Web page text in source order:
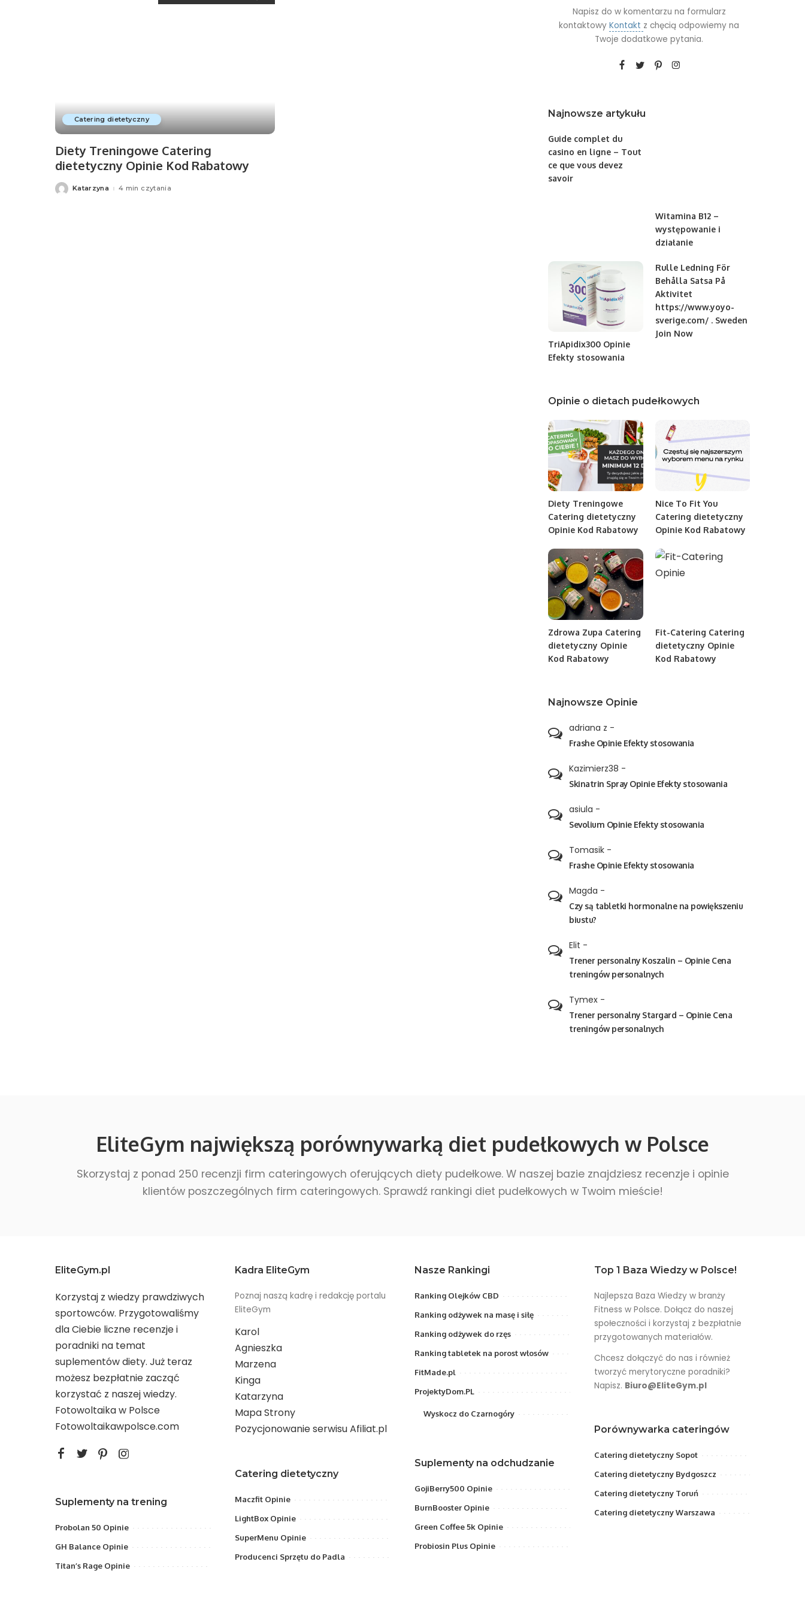
Catering dietetyczny
Diety Treningowe Catering
dietetyczny Opinie Kod Rabatowy
PostedKatarzyna 4 min czytania
Napisz do w komentarzu na formularz
kontaktowyKontakt z chęcią odpowiemy na
Twoje dodatkowe pytania.
Najnowsze artykułu
Guide complet du
casino en ligne – Tout
ce que vous devez
savoir
Witamina B12 –
występowanie i
działanie
TriApidix300 Opinie
Efekty stosowania
Rulle Ledning För
Behålla Satsa På
Aktivitet
https://www.yoyo-
sverige.com/ . Sweden
Join Now
Opinie o dietach pudełkowych
Diety Treningowe
Catering dietetyczny
Opinie Kod Rabatowy
Nice To Fit You
Catering dietetyczny
Opinie Kod Rabatowy
Zdrowa Zupa Catering
dietetyczny Opinie
Kod Rabatowy
Fit-Catering Catering
dietetyczny Opinie
Kod Rabatowy
Najnowsze Opinie
adriana z -
Frashe Opinie Efekty stosowania
Kazimierz38 -
Skinatrin Spray Opinie Efekty stosowania
asiula -
Sevolium Opinie Efekty stosowania
Tomasik -
Frashe Opinie Efekty stosowania
Magda -
Czy są tabletki hormonalne na powiększeniu
biustu?
Elit -
Trener personalny Koszalin – Opinie Cena
treningów personalnych
Tymex -
Trener personalny Stargard – Opinie Cena
treningów personalnych
EliteGym największą porównywarką diet pudełkowych w Polsce
Skorzystaj z ponad 250 recenzji firm cateringowych oferujących diety pudełkowe. W naszej bazie znajdziesz recenzje i opinie
klientów poszczególnych firm cateringowych. Sprawdź rankingi diet pudełkowych w Twoim mieście!
EliteGym.pl
Korzystaj z wiedzy prawdziwych
sportowców. Przygotowaliśmy
dla Ciebie liczne recenzje i
poradniki na temat
suplementów diety. Już teraz
możesz bezpłatnie zacząć
korzystać z naszej wiedzy.
Fotowoltaika w Polsce
Fotowoltaikawpolsce.com
Suplementy na trening
Probolan 50 Opinie
GH Balance Opinie
Titan’s Rage Opinie
Kadra EliteGym
Poznaj naszą kadrę i redakcję portalu
EliteGym
Karol
Agnieszka
Marzena
Kinga
Katarzyna
Mapa Strony
Pozycjonowanie serwisu Afiliat.pl
Catering dietetyczny
Maczfit Opinie
LightBox Opinie
SuperMenu Opinie
Producenci Sprzętu do Padla
Nasze Rankingi
Ranking Olejków CBD
Ranking odżywek na masę i siłę
Ranking odżywek do rzęs
Ranking tabletek na porost włosów
FitMade.pl
ProjektyDom.PL
Wyskocz do Czarnogóry
Suplementy na odchudzanie
GojiBerry500 Opinie
BurnBooster Opinie
Green Coffee 5k Opinie
Probiosin Plus Opinie
Top 1 Baza Wiedzy w Polsce!
Najlepsza Baza Wiedzy w branży
Fitness w Polsce. Dołącz do naszej
społeczności i korzystaj z bezpłatnie
przygotowanych materiałów.
Chcesz dołączyć do nas i również
tworzyć merytoryczne poradniki?
Napisz. Biuro@EliteGym.pl
Porównywarka cateringów
Catering dietetyczny Sopot
Catering dietetyczny Bydgoszcz
Catering dietetyczny Toruń
Catering dietetyczny Warszawa